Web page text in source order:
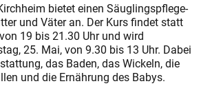
bietet einen Säuglingspflege-
und Väter an. Der Kurs findet statt
19 bis 21.30 Uhr und wird
25. Mai, von 9.30 bis 13 Uhr. Dabei
das Baden, das Wickeln, die
und die Ernährung des Babys.